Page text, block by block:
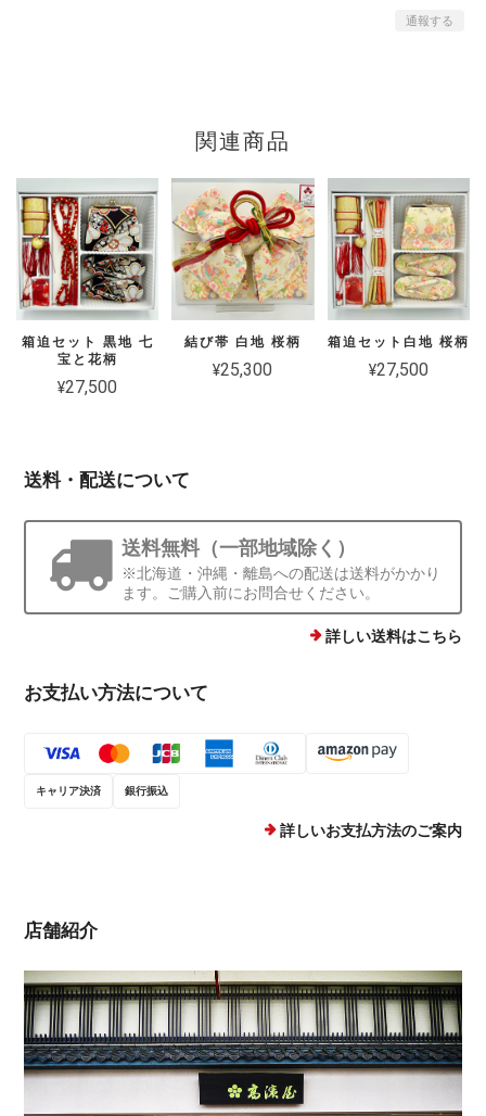
通報する
関連商品
箱迫セット 黒地 七
宝と花柄
¥27,500
結び帯 白地 桜柄
¥25,300
箱迫セット白地 桜柄
¥27,500
送料・配送について
送料無料（一部地域除く）
※北海道・沖縄・離島への配送は送料がかかり
ます。ご購入前にお問合せください。
詳しい送料はこちら
お支払い方法について
キャリア決済 銀行振込
詳しいお支払方法のご案内
店舗紹介